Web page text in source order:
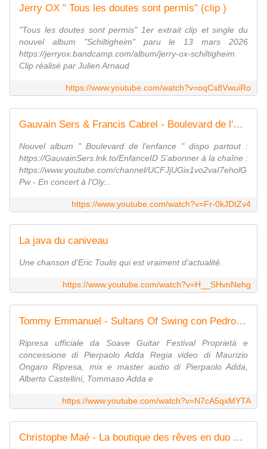
Jerry OX " Tous les doutes sont permis" (clip )
"Tous les doutes sont permis" 1er extrait clip et single du
nouvel album "Schiltigheim" paru le 13 mars 2026
https://jerryox.bandcamp.com/album/jerry-ox-schiltigheim
Clip réalisé par Julien Arnaud
https://www.youtube.com/watch?v=oqCs8VwuiRo
Gauvain Sers & Francis Cabrel - Boulevard de l'enfance
Nouvel album " Boulevard de l'enfance " dispo partout :
https://GauvainSers.lnk.to/EnfanceID S'abonner à la chaîne :
https://www.youtube.com/channel/UCFJjUGix1vo2vaI7eholG
Pw - En concert à l'Oly...
https://www.youtube.com/watch?v=Fr-0kJDtZv4
La java du caniveau
Une chanson d'Eric Toulis qui est vraiment d'actualité.
https://www.youtube.com/watch?v=H__SHvnNehg
Tommy Emmanuel - Sultans Of Swing con Pedro Javier González Trio (2012)
Ripresa ufficiale da Soave Guitar Festival Proprietà e
concessione di Pierpaolo Adda Regia video di Maurizio
Ongaro Ripresa, mix e master audio di Pierpaolo Adda,
Alberto Castellini, Tommaso Adda e
https://www.youtube.com/watch?v=N7cA5qxMYTA
Christophe Maé - La boutique des rêves en duo avec Francis Cabrel (Clip Studio)